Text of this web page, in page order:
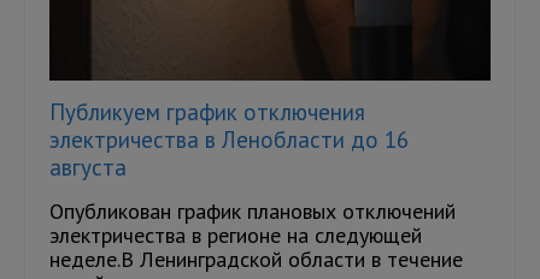
Публикуем график отключения
электричества в Ленобласти до 16
августа
Опубликован график плановых отключений
электричества в регионе на следующей
неделе.В Ленинградской области в течение